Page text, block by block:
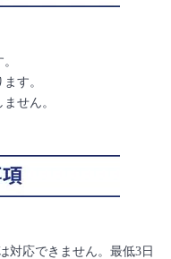
す。
せん。
対応できません。最低3日